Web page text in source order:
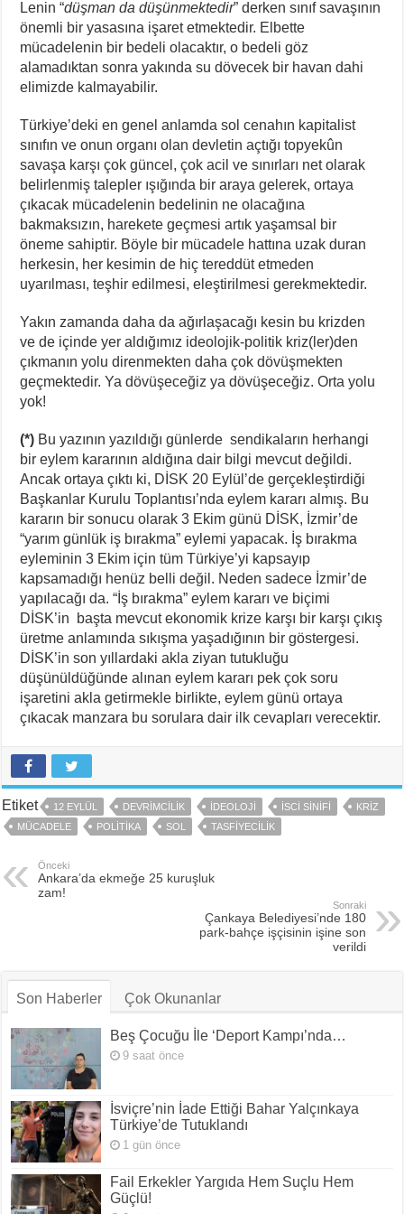
Lenin “düşman da düşünmektedir” derken sınıf savaşının
önemli bir yasasına işaret etmektedir. Elbette
mücadelenin bir bedeli olacaktır, o bedeli göz
alamadıktan sonra yakında su dövecek bir havan dahi
elimizde kalmayabilir.
Türkiye’deki en genel anlamda sol cenahın kapitalist
sınıfın ve onun organı olan devletin açtığı topyekûn
savaşa karşı çok güncel, çok acil ve sınırları net olarak
belirlenmiş talepler ışığında bir araya gelerek, ortaya
çıkacak mücadelenin bedelinin ne olacağına
bakmaksızın, harekete geçmesi artık yaşamsal bir
öneme sahiptir. Böyle bir mücadele hattına uzak duran
herkesin, her kesimin de hiç tereddüt etmeden
uyarılması, teşhir edilmesi, eleştirilmesi gerekmektedir.
Yakın zamanda daha da ağırlaşacağı kesin bu krizden
ve de içinde yer aldığımız ideolojik-politik kriz(ler)den
çıkmanın yolu direnmekten daha çok dövüşmekten
geçmektedir. Ya dövüşeceğiz ya dövüşeceğiz. Orta yolu
yok!
(*) Bu yazının yazıldığı günlerde sendikaların herhangi
bir eylem kararının aldığına dair bilgi mevcut değildi.
Ancak ortaya çıktı ki, DİSK 20 Eylül’de gerçekleştirdiği
Başkanlar Kurulu Toplantısı’nda eylem kararı almış. Bu
kararın bir sonucu olarak 3 Ekim günü DİSK, İzmir’de
“yarım günlük iş bırakma” eylemi yapacak. İş bırakma
eyleminin 3 Ekim için tüm Türkiye’yi kapsayıp
kapsamadığı henüz belli değil. Neden sadece İzmir’de
yapılacağı da. “İş bırakma” eylem kararı ve biçimi
DİSK’in başta mevcut ekonomik krize karşı bir karşı çıkış
üretme anlamında sıkışma yaşadığının bir göstergesi.
DİSK’in son yıllardaki akla ziyan tutukluğu
düşünüldüğünde alınan eylem kararı pek çok soru
işaretini akla getirmekle birlikte, eylem günü ortaya
çıkacak manzara bu sorulara dair ilk cevapları verecektir.
Etiket 12 EYLÜL DEVRIMCILIK IDEOLOJI ISCI SINIFI
KRIZ
MÜCADELE
POLITIKA SOL TASFIYECILIK
Önceki
Ankara’da ekmeğe 25 kuruşluk
zam!
Sonraki
Çankaya Belediyesi’nde 180
park-bahçe işçisinin işine son
verildi
Son Haberler Çok Okunanlar
Beş Çocuğu İle ‘Deport Kampı’nda…
9 saat önce
İsviçre’nin İade Ettiği Bahar Yalçınkaya
Türkiye’de Tutuklandı
1 gün önce
Fail Erkekler Yargıda Hem Suçlu Hem
Güçlü!